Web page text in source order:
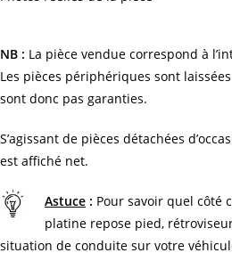
NB : La pièce vendue correspond à
Les pièces périphériques sont
sont donc pas garanties.
S’agissant de pièces détachées
est affiché net.
Astuce : Pour savoir quel côté
platine repose pied,
situation de conduite sur votre